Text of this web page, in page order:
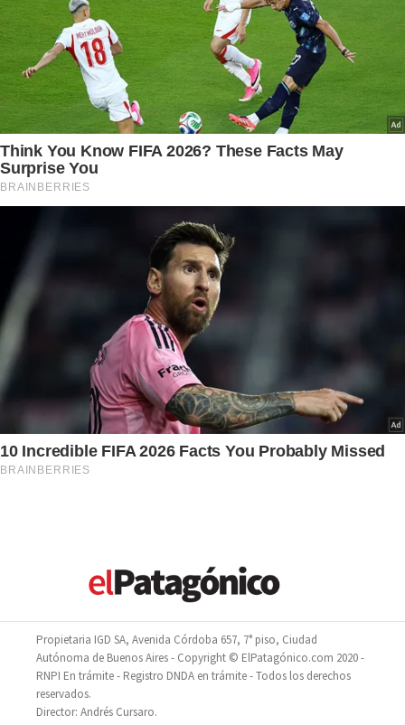
Propietaria IGD SA, Avenida Córdoba 657, 7° piso, Ciudad
Autónoma de Buenos Aires - Copyright © ElPatagónico.com 2020 -
RNPI En trámite - Registro DNDA en trámite - Todos los derechos
reservados.
Director: Andrés Cursaro.